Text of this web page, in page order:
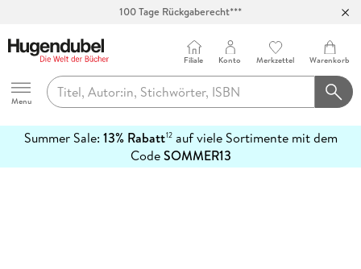
100 Tage Rückgaberecht***
Hugendubel
Menu
Filiale Konto Merkzettel Warenkorb
Summer Sale: 13% Rabatt12auf viele Sortimente mit dem
CodeSOMMER13
erfahren